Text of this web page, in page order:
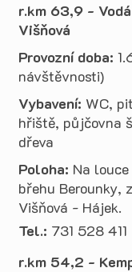
r.km 63,9 -
Višňová
Provozní doba:
návštěvnosti)
Vybavení: WC,
hřiště, půjčovna
dřeva
Poloha: Na
břehu Berounky,
Višňová - Hájek.
Tel.: 731 528 411
r.km 54,2 -